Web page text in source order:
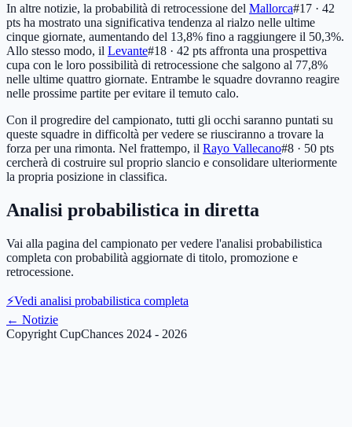
In altre notizie, la probabilità di retrocessione del Mallorca#17 · 42
pts ha mostrato una significativa tendenza al rialzo nelle ultime
cinque giornate, aumentando del 13,8% fino a raggiungere il 50,3%.
Allo stesso modo, il Levante#18 · 42 pts affronta una prospettiva
cupa con le loro possibilità di retrocessione che salgono al 77,8%
nelle ultime quattro giornate. Entrambe le squadre dovranno reagire
nelle prossime partite per evitare il temuto calo.
Con il progredire del campionato, tutti gli occhi saranno puntati su
queste squadre in difficoltà per vedere se riusciranno a trovare la
forza per una rimonta. Nel frattempo, il Rayo Vallecano#8 · 50 pts
cercherà di costruire sul proprio slancio e consolidare ulteriormente
la propria posizione in classifica.
Analisi probabilistica in diretta
Vai alla pagina del campionato per vedere l'analisi probabilistica
completa con probabilità aggiornate di titolo, promozione e
retrocessione.
⚡Vedi analisi probabilistica completa
← Notizie
Copyright CupChances 2024 - 2026